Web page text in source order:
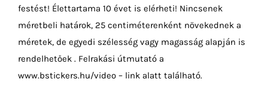
festést! Élettartama 10 évet is elérheti! Nincsenek
méretbeli határok, 25 centiméterenként növekednek a
méretek, de egyedi szélesség vagy magasság alapján is
rendelhetőek . Felrakási útmutató a
www.bstickers.hu/video – link alatt található.